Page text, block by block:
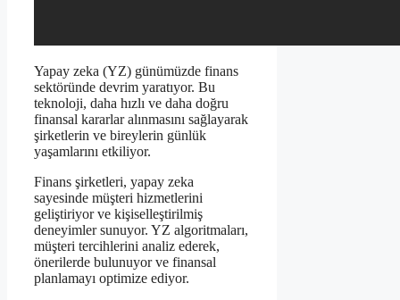
Yapay zeka (YZ) günümüzde finans
sektöründe devrim yaratıyor. Bu
teknoloji, daha hızlı ve daha doğru
finansal kararlar alınmasını sağlayarak
şirketlerin ve bireylerin günlük
yaşamlarını etkiliyor.
Finans şirketleri, yapay zeka
sayesinde müşteri hizmetlerini
geliştiriyor ve kişiselleştirilmiş
deneyimler sunuyor. YZ algoritmaları,
müşteri tercihlerini analiz ederek,
önerilerde bulunuyor ve finansal
planlamayı optimize ediyor.